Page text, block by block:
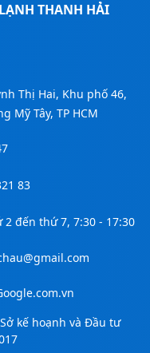
THANH HẢI
Thị Hai, Khu phố 46,
Mỹ Tây, TP HCM
83
2 đến thứ 7, 7:30 - 17:30
kế hoạnh và Đầu tư